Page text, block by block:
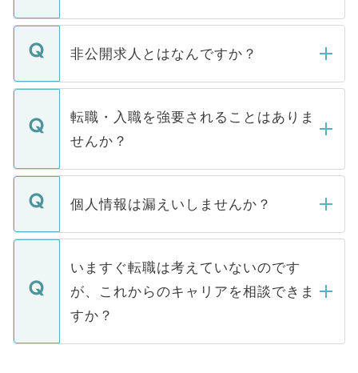
ご登録いただきましたら、弊社担当者がご
登録内容を確認し、その後メールもしくは
ます。通常、5営業日以内にはご連絡をせて
いただきますので、しばらくお待ちくださ
非公開求人とはなんですか？
マイナビDOCTORで取り扱っている求人の
うち約3割は、Webサイトからご覧いただ
けない「非公開求人」です。非公開求人は
下記の理由によって、一般には公開してい
ません。
■応募殺到を避けるため 人気のある医療機
関を公にしてしまうと、応募が殺到する場
に、医療機関が求める条件に合った人材の
みを人材紹介会社に依頼するケースが増え
ています。
転職・入職を強要されることはありま
せんか？
転職・入職を強要することは一切ありませ
ん。また、仮に応募先から内定をいただい
定を承諾する必要はありません。内定先へ
の辞退の連絡はキャリアパートナーが行い
個人情報は漏えいしませんか？
個人情報が漏えいすることはありませんの
で、ご安心ください。当サイトからの登録
などで収集したご登録者様の個人情報は、
ご本人のキャリアアップおよび転職活動の
支援を目的に使用いたします。お預かりし
ているすべての個人データはご本人の許可
いますぐ転職は考えていないのです
が、これからのキャリアを相談できま
すか？